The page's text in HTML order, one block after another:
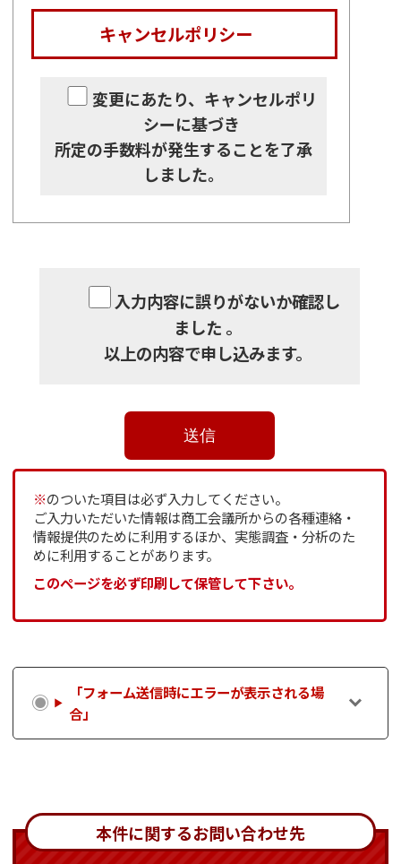
キャンセルポリシー
変更にあたり、キャンセルポリ
シーに基づき
所定の手数料が発生することを了承
しました。
入力内容に誤りがないか確認し
ました 。
以上の内容で申し込みます。
※のついた項目は必ず入力してください。
ご入力いただいた情報は商工会議所からの各種連絡・
情報提供のために利用するほか、実態調査・分析のた
めに利用することがあります。
このページを必ず印刷して保管して下さい。
「フォーム送信時にエラーが表示される場
合」
本件に関するお問い合わせ先